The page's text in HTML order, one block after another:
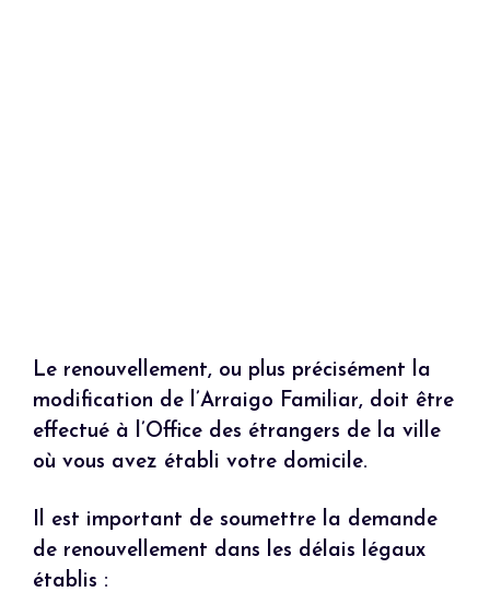
Le renouvellement, ou plus précisément la
modification de l’Arraigo Familiar, doit être
effectué à l’Office des étrangers de la ville
où vous avez établi votre domicile.
Il est important de soumettre la demande
de renouvellement dans les délais légaux
établis :